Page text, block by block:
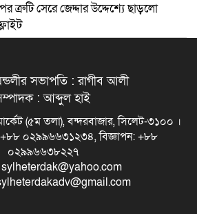
ত্রুটি সেরে জেদ্দার উদ্দেশ্যে ছাড়লো
সভাপতি : রাগীব আলী
: আব্দুল হাই
(৫ম তলা), বন্দরবাজার, সিলেট-৩১০০ ।
০২৯৯৬৬৩১২৩৪, বিজ্ঞাপন: +৮৮
০২৯৯৬৬৩৮২২৭